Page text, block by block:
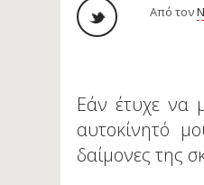
Από τον
Eάν έτυχε να
αυτοκίνητό
δαίμονες της